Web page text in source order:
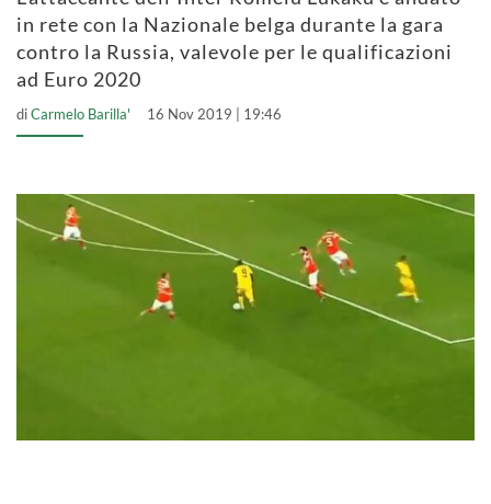
in rete con la Nazionale belga durante la gara
contro la Russia, valevole per le qualificazioni
ad Euro 2020
diCarmelo Barilla' 16 Nov 2019 | 19:46